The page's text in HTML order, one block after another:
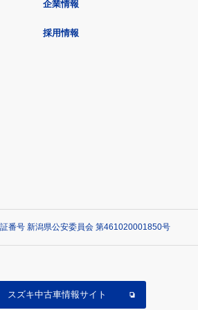
企業情報
採用情報
番号 新潟県公安委員会 第461020001850号
スズキ中古車情報サイト